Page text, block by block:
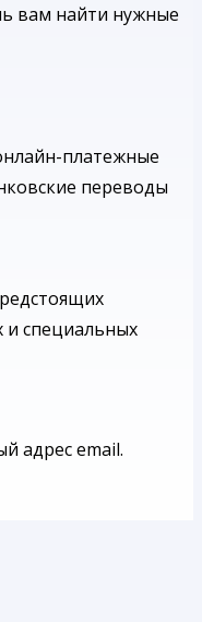
вам найти нужные
платежные
переводы
и специальных
адрес email.